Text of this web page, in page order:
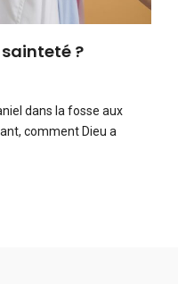
?
dans la fosse aux
comment Dieu a